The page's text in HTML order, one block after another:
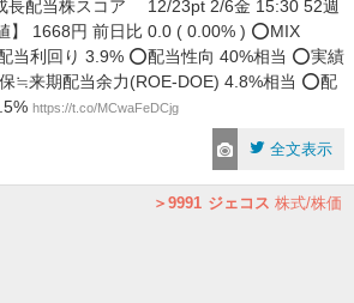
配当株スコア 12/23pt 2/6金 15:30 52週
】 1668円 前日比 0.0 ( 0.00% ) ⭕MIX
回り 3.9% ⭕配当性向 40%相当 ⭕実績
≒来期配当余力(ROE-DOE) 4.8%相当 ⭕配
https://t.co/MCwaFeDCjg
全文表示
9991 ジェコス 株式/株価